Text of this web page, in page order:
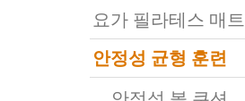
요가 필라테스 매트
안정성 균형 훈련